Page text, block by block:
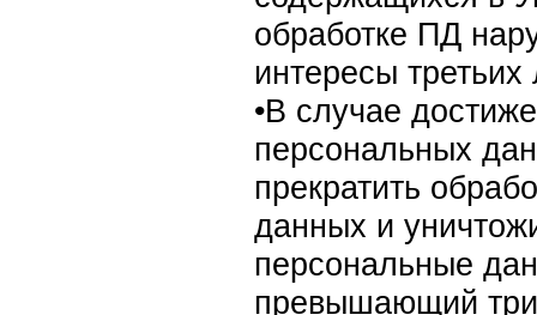
обработке ПД
интересы третьих
•В случае
персональных
прекратить
данных и
персональные
превышающий